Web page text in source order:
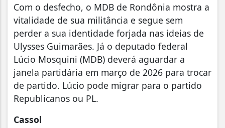
Com o desfecho, o MDB de Rondônia mostra a
vitalidade de sua militância e segue sem
perder a sua identidade forjada nas ideias de
Ulysses Guimarães. Já o deputado federal
Lúcio Mosquini (MDB) deverá aguardar a
janela partidária em março de 2026 para trocar
de partido. Lúcio pode migrar para o partido
Republicanos ou PL.
Cassol